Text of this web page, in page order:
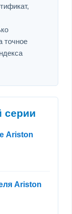
точное
серии
Ariston
Ariston